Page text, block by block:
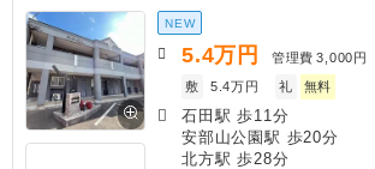
NEW
5.4万円 管理費 3,000円
敷
5.4万円 礼 無料
石田駅 歩11分
安部山公園駅 歩20分
北方駅 歩28分